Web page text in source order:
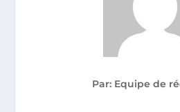
Par: Equipe de